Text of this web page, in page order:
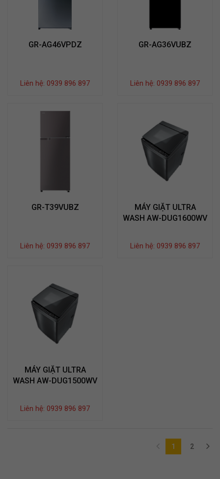
GR-AG46VPDZ
Liên hệ: 0939 896 897
GR-AG36VUBZ
Liên hệ: 0939 896 897
GR-T39VUBZ
Liên hệ: 0939 896 897
MÁY GIẶT ULTRA
WASH AW-DUG1600WV
Liên hệ: 0939 896 897
MÁY GIẶT ULTRA
WASH AW-DUG1500WV
Liên hệ: 0939 896 897
1(current)
2